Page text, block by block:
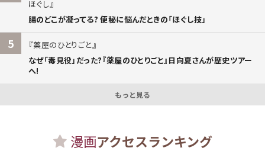
ほぐし
腸のどこが凝ってる? 便秘に悩んだときの「ほぐし技」
5
薬屋のひとりごと
なぜ「毒見役」だった?『薬屋のひとりごと』日向夏さんが歴史ツアー
へ!
もっと見る
漫画アクセスランキング